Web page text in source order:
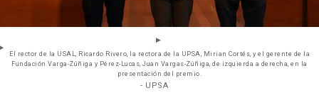
El rector de la USAL, Ricardo Rivero, la rectora de la UPSA, Mirian Cortés, y el gerente de la
Fundación Varga-Zúñiga y Pérez-Lucas, Juan Vargas-Zúñiga, de izquierda a derecha, en la
presentación del premio.
- UPSA